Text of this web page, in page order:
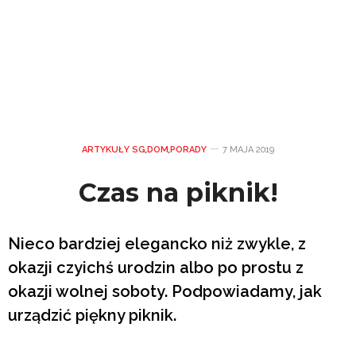
ARTYKUŁY SG DOM PORADY 7 MAJA 2019
Czas na piknik!
Nieco bardziej elegancko niż zwykle, z
okazji czyichś urodzin albo po prostu z
okazji wolnej soboty. Podpowiadamy, jak
urządzić piękny piknik.